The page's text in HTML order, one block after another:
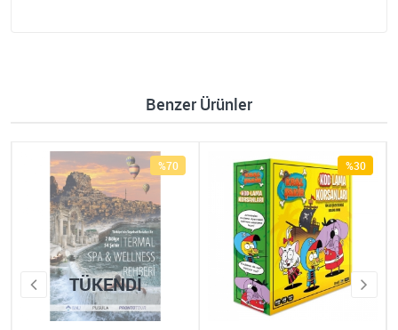
Benzer Ürünler
%70
TÜKENDI
%30